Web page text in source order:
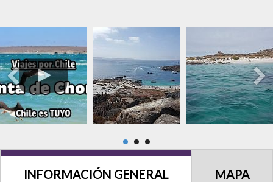
INFORMACIÓN GENERAL MAPA